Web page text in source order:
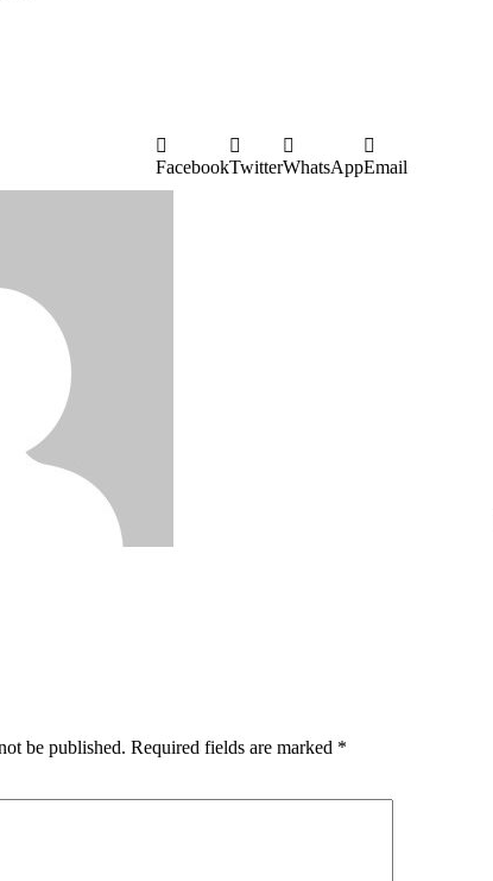
FacebookTwitterWhatsAppEmail
be published. Required fields are marked *